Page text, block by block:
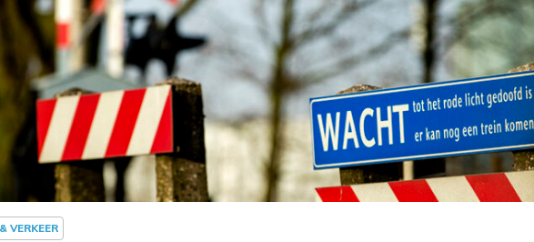
VERKEER